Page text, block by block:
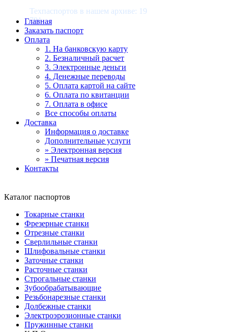
Техпаспортов в нашем архиве: 19
781
Главная
Заказать паспорт
Оплата
1. На банковскую карту
2. Безналичный расчет
3. Электронные деньги
4. Денежные переводы
5. Оплата картой на сайте
6. Оплата по квитанции
7. Оплата в офисе
Все способы оплаты
Доставка
Информация о доставке
Дополнительные услуги
» Электронная версия
» Печатная версия
Контакты
Каталог паспортов
Токарные станки
Фрезерные станки
Отрезные станки
Сверлильные станки
Шлифовальные станки
Заточные станки
Расточные станки
Строгальные станки
Зубообрабатывающие
Резьбонарезные станки
Долбежные станки
Электроэрозионные станки
Пружинные станки